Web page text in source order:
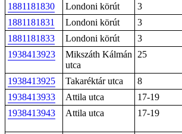
1881181830
Londoni körút 3
1881181831
Londoni körút 3
1881181833
Londoni körút 3
1938413923
Mikszáth Kálmán
utca
25
1938413925 Takaréktár utca 8
1938413933
Attila utca 17-19
1938413943
Attila utca 17-19